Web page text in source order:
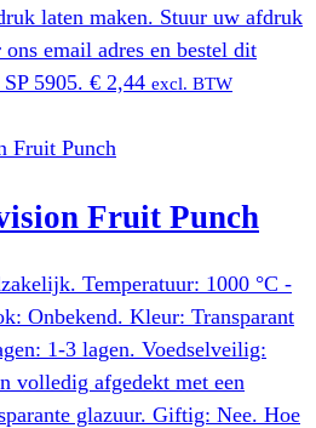
laten maken. Stuur uw afdruk
email adres en bestel dit
5905. € 2,44 excl. BTW
Fruit Punch
Temperatuur: 1000 °C -
Onbekend. Kleur: Transparant
1-3 lagen. Voedselveilig:
volledig afgedekt met een
glazuur. Giftig: Nee. Hoe